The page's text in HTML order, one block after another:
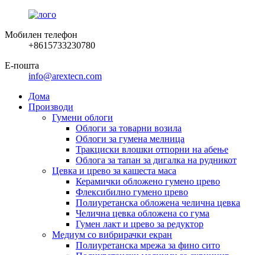
Мобилен телефон
+8615733230780
Е-пошта
info@arextecn.com
Дома
Производи
Гумени облоги
Облоги за товарни возила
Облоги за гумена мелница
Тракциски влошки отпорни на абење
Облога за тапан за дигалка на рудникот
Цевка и црево за кашеста маса
Керамички обложено гумено црево
Флексибилно гумено црево
Полиуретанска обложена челична цевка
Челична цевка обложена со гума
Гумен лакт и црево за редуктор
Медиум со вибрирачки екран
Полиуретанска мрежа за фино сито